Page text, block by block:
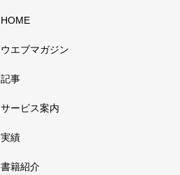
HOME
ウエブマガジン
記事
サービス案内
実績
書籍紹介